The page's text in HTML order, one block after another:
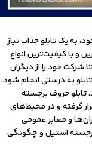
به یک تابلو جذاب نیاز
و با کیفیت‌ترین انواع
شرکت خود را از دیگران
به درستی انجام شود،
تابلو حروف برجسته
گرفته و در محیط‌های
و معابر عمومی
استیل و چگونگی